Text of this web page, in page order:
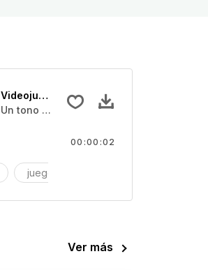
Videojuego 02
Un tono digital en un disparo
juego
00:00:02
Ver más